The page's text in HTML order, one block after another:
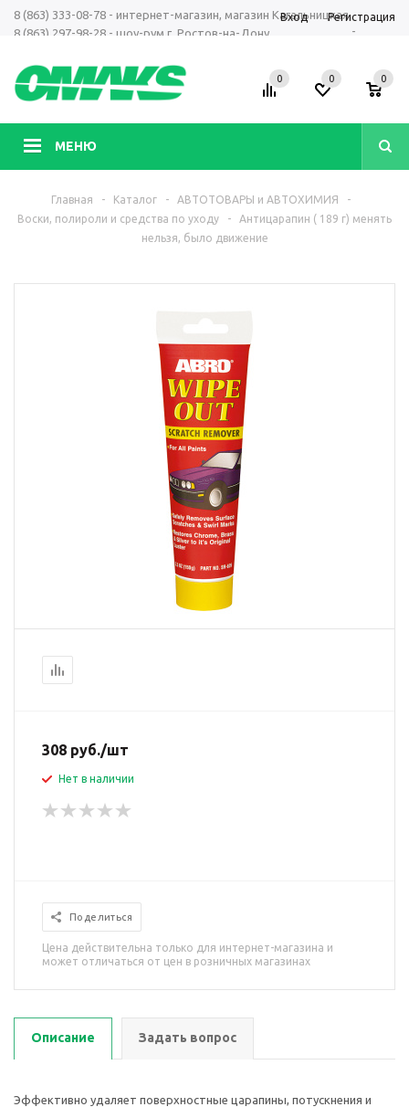
8 (863) 333-08-78 - интернет-магазин, магазин Кагальницкая
8 (863) 297-98-28 - шоу-рум г. Ростов-на-Дону
-
Вход Регистрация
МЕНЮ
0 0 0
Главная - Каталог - АВТОТОВАРЫ и АВТОХИМИЯ
-
Воски, полироли и средства по уходу
-
Антицарапин ( 189 г) менять
нельзя, было движение
308 руб./шт
Нет в наличии
Поделиться
Цена действительна только для интернет-магазина и
может отличаться от цен в розничных магазинах
Описание Задать вопрос
Эффективно удаляет поверхностные царапины, потускнения и